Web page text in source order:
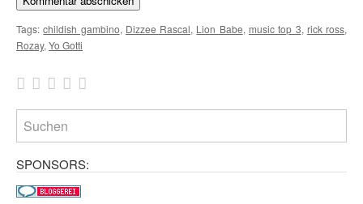
Tags:childish gambino, Dizzee Rascal, Lion Babe, music top 3, rick ross,
Rozay, Yo Gotti
SPONSORS: